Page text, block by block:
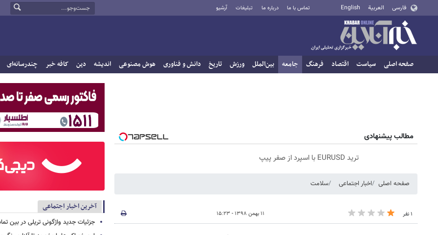
فارسی العربية English تماس با ما درباره ما تبلیغات آرشیو
صفحه اصلی سیاست اقتصاد فرهنگ جامعه بین‌الملل ورزش تاریخ دانش و فناوری هوش مصنوعی اندیشه دین کافه خبر چندرسانه‌ای
مطالب پیشنهادی
ترید EURUSD با اسپرد از صفر پیپ
صفحه اصلی اخبار اجتماعی سلامت
۱ نفر ۱۱ بهمن ۱۳۹۸ - ۱۵:۲۳
آخرین اخبار اجتماعی
جزئیات جدید واژگونی تریلی در بین